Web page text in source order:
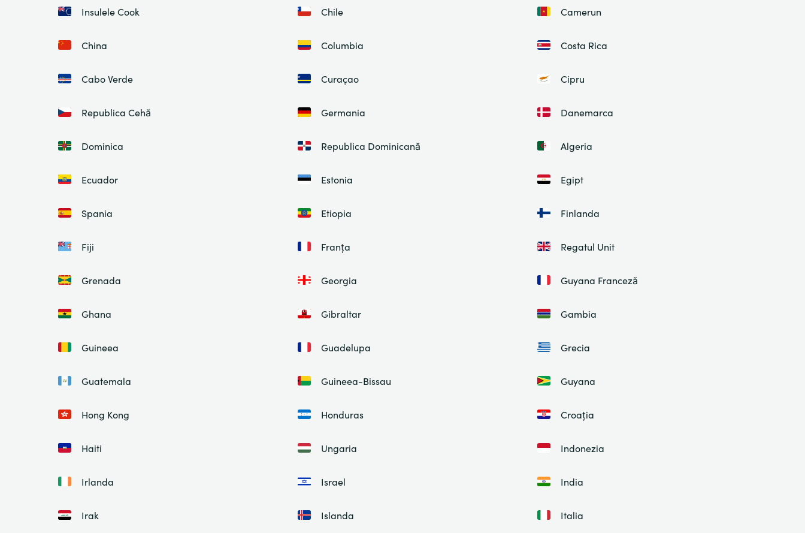
Insulele Cook Chile Camerun
China Columbia Costa Rica
Cabo Verde Curaçao Cipru
Republica Cehă Germania Danemarca
Dominica Republica Dominicană Algeria
Ecuador Estonia Egipt
Spania Etiopia Finlanda
Fiji Franța Regatul Unit
Grenada Georgia Guyana Franceză
Ghana Gibraltar Gambia
Guineea Guadelupa Grecia
Guatemala Guineea-Bissau Guyana
Hong Kong Honduras Croația
Haiti Ungaria Indonezia
Irlanda Israel India
Irak Islanda Italia